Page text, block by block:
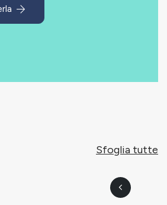
Sfoglia tutte